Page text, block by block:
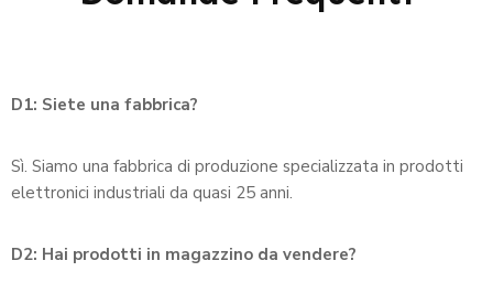
D1: Siete una fabbrica?
Sì. Siamo una fabbrica di produzione specializzata in prodotti
elettronici industriali da quasi 25 anni.
D2: Hai prodotti in magazzino da vendere?